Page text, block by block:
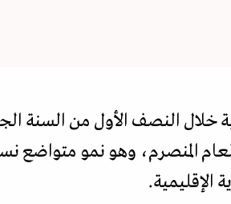
الأول من العام المنصرم، وهو نمو
الإقليمية.